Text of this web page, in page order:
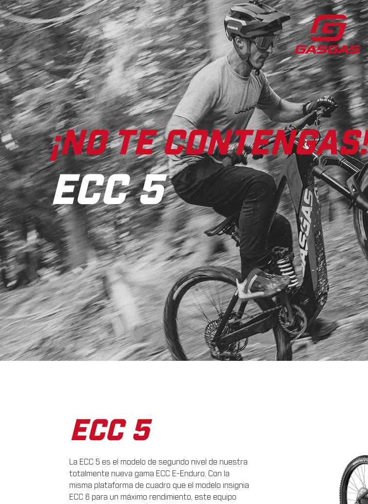
¡NO TE CONTENGAS!
ECC 5
ECC 5
La ECC 5 es el modelo de segundo nivel de nuestra
totalmente nueva gama ECC E-Enduro. Con la
misma plataforma de cuadro que el modelo insignia
ECC 6 para un máximo rendimiento, este equipo